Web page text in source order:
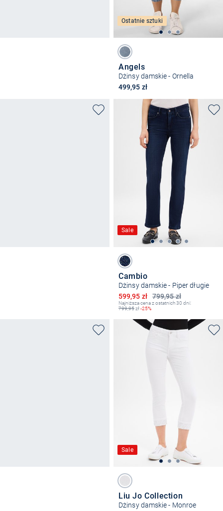
Ostatnie sztuki
Angels
Dżinsy damskie - Ornella
499,95 zł
Sale
Cambio
Dżinsy damskie - Piper długie
799,95 zł
Obniżona cena
599,95 zł
Najniższa cena z ostatnich 30 dni:
799,95zł-25%
Sale
Liu Jo Collection
Dżinsy damskie - Monroe